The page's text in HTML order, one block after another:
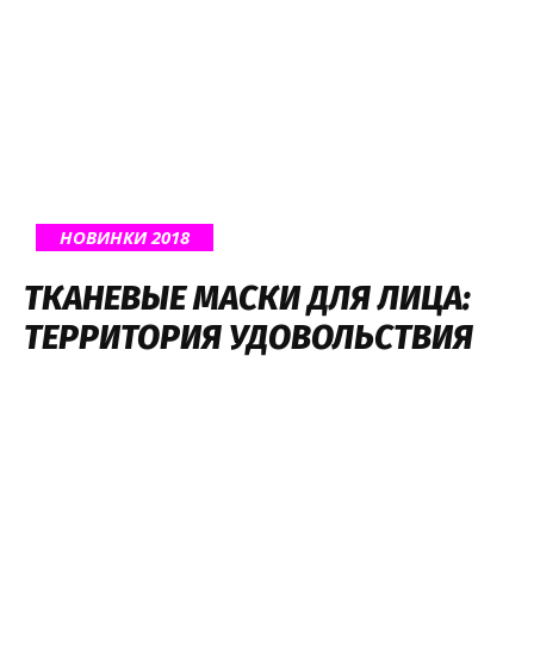
НОВИНКИ 2018
ТКАНЕВЫЕ МАСКИ ДЛЯ ЛИЦА:
ТЕРРИТОРИЯ УДОВОЛЬСТВИЯ